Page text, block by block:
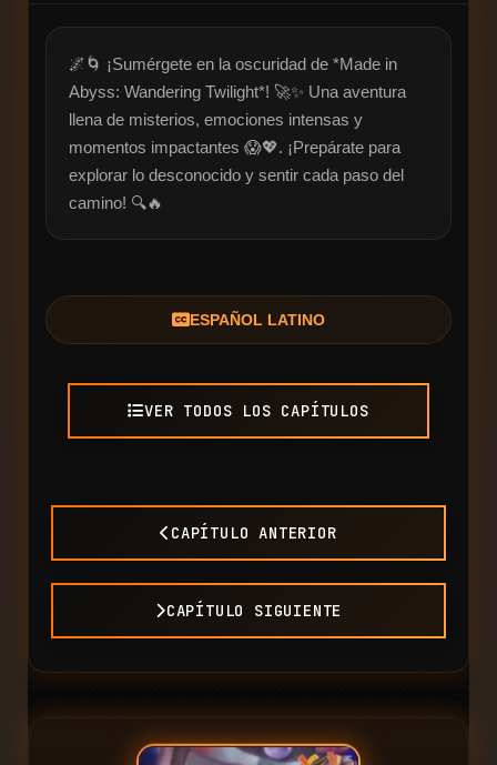
🌌🌀 ¡Sumérgete en la oscuridad de *Made in
Abyss: Wandering Twilight*! 🚀✨ Una aventura
llena de misterios, emociones intensas y
momentos impactantes 😱💖. ¡Prepárate para
explorar lo desconocido y sentir cada paso del
camino! 🔍🔥
ESPAÑOL LATINO
VER TODOS LOS CAPÍTULOS
CAPÍTULO ANTERIOR
CAPÍTULO SIGUIENTE